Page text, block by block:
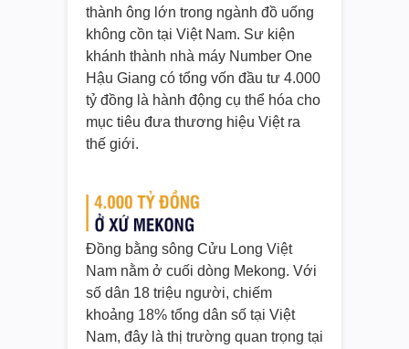
thành ông lớn trong ngành đồ uống
không cồn tại Việt Nam. Sư kiện
khánh thành nhà máy Number One
Hậu Giang có tổng vốn đầu tư 4.000
tỷ đồng là hành động cụ thể hóa cho
mục tiêu đưa thương hiệu Việt ra
thế giới.
Đồng bằng sông Cửu Long Việt
Nam nằm ở cuối dòng Mekong. Với
số dân 18 triệu người, chiếm
khoảng 18% tổng dân số tại Việt
Nam, đây là thị trường quan trọng tại